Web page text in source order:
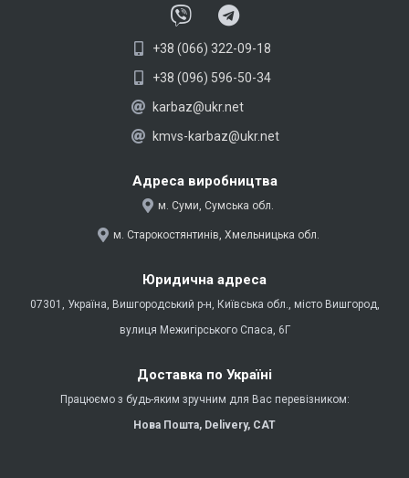
V
i
b
e
r
T
e
l
e
g
r
a
m
+38 (066) 322-09-18
+38 (096) 596-50-34
karbaz@ukr.net
kmvs-karbaz@ukr.net
Адреса виробництва
м. Суми, Сумська обл.
м. Старокостянтинів, Хмельницька обл.
Юридична адреса
07301, Україна, Вишгородський р-н, Київська обл., місто Вишгород,
вулиця Межигірського Спаса, 6Г
Доставка по Україні
Працюємо з будь-яким зручним для Вас перевізником:
Нова Пошта, Delivery, CAT